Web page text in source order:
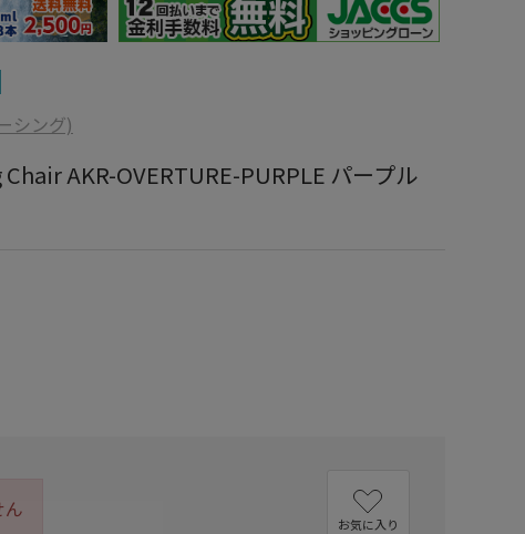
シング)
AKR-OVERTURE-PURPLE パープル
ん
お気に入り